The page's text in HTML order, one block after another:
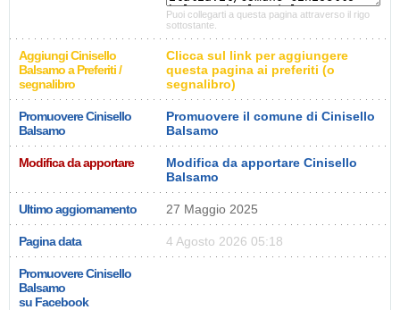
Puoi collegarti a questa pagina attraverso il rigo
sottostante.
Aggiungi Cinisello
Balsamo a Preferiti /
segnalibro
Clicca sul link per aggiungere
questa pagina ai preferiti (o
segnalibro)
Promuovere Cinisello
Balsamo
Promuovere il comune di Cinisello
Balsamo
Modifica da apportare
Modifica da apportare Cinisello
Balsamo
Ultimo aggiornamento 27 Maggio 2025
Pagina data 4 Agosto 2026 05:18
Promuovere Cinisello
Balsamo
su Facebook